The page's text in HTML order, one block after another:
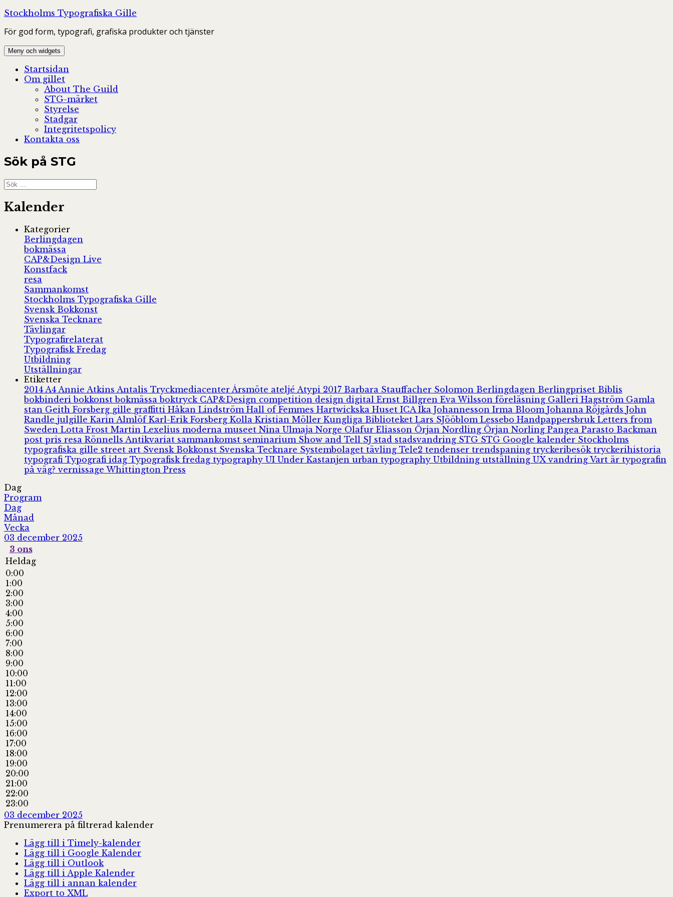
Hoppa
innehåll
Stockholms Typografiska Gille
För god form, typografi, grafiska produkter och tjänster
Meny och widgets
Startsidan
Om gillet
About The Guild
STG-märket
Styrelse
Stadgar
Integritetspolicy
Kontakta oss
Sök på STG
Sök
efter:
Kalender
Kategorier
Berlingdagen
bokmässa
CAP&Design Live
Konstfack
resa
Sammankomst
Stockholms Typografiska Gille
Svensk Bokkonst
Svenska Tecknare
Tävlingar
Typografirelaterat
Typografisk Fredag
Utbildning
Utställningar
Etiketter
2014 A4 Annie Atkins Antalis Tryckmediacenter Årsmöte ateljé Atypi 2017 Barbara Stauffacher Solomon Berlingdagen Berlingpriset Biblis
bokbinderibokkonstbokmässaboktryck CAP&Design competition design digital Ernst Billgren Eva Wilsson föreläsning Galleri Hagström Gamla
stan Geith Forsberg gille graffitti Håkan Lindström Hall of Femmes Hartwickska Huset ICA Ika Johannesson Irma Bloom Johanna Röjgårds John
Randle julgille Karin Almlöf Karl-Erik Forsberg Kolla Kristian Möller Kungliga Biblioteket Lars SJööblom Lessebo Handpappersbruk Letters from
Sweden Lotta Frost Martin Lexelius moderna museet Nina Ulmaja Norge Olafur Eliasson Örjan Nordling Örjan Norling Pangea Parasto Backman
post pris resa Rönnells Antikvariat sammankomst seminarium Show and Tell SJ stad stadsvandring STG STG Google kalender Stockholms
typografiska gille street art Svensk Bokkonst Svenska Tecknare Systembolaget tävling Tele2 tendenser trendspaning tryckeribesök tryckerihistoria
typografi Typografi idag Typografisk fredag typography UI Under Kastanjen urban typography Utbildning utställning UXvandring Vart är typografin
på väg?vernissage Whittington Press
Dag
Program
Dag
Månad
Vecka
03 december 2025
3 ons
Heldag
0:00
1:00
2:00
3:00
4:00
5:00
6:00
7:00
8:00
9:00
10:00
11:00
12:00
13:00
14:00
15:00
16:00
17:00
18:00
19:00
20:00
21:00
22:00
23:00
03 december 2025
Prenumerera på filtrerad kalender
Lägg till i Timely-kalender
Lägg till i Google Kalender
Lägg till i Outlook
Lägg till i Apple Kalender
Lägg till i annan kalender
Export to XML